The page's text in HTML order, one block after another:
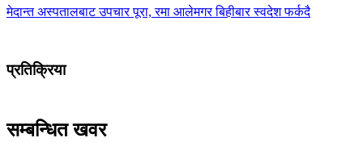
मेदान्त अस्पतालबाट उपचार पूरा, रमा आलेमगर बिहीबार स्वदेश फर्कदै
प्रतिक्रिया
सम्बन्धित खवर